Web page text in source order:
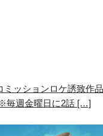
ミッションロケ誘致作
※毎週金曜日に2話 […]